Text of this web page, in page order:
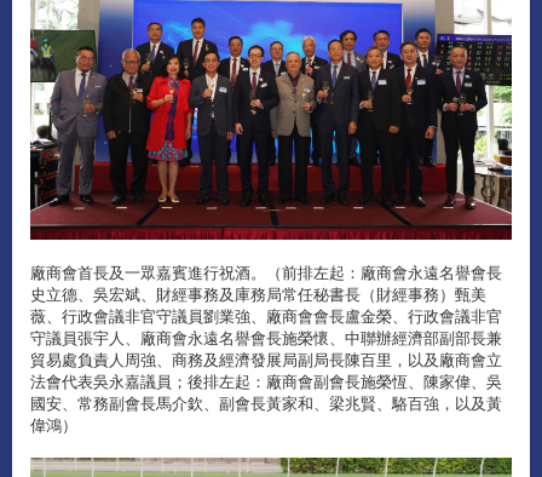
廠商會首長及一眾嘉賓進行祝酒。（前排左起：廠商會永遠名譽會長
史立德、吳宏斌、財經事務及庫務局常任秘書長（財經事務）甄美
薇、行政會議非官守議員劉業強、廠商會會長盧金榮、行政會議非官
守議員張宇人、廠商會永遠名譽會長施榮懷、中聯辦經濟部副部長兼
貿易處負責人周強、商務及經濟發展局副局長陳百里，以及廠商會立
法會代表吳永嘉議員；後排左起：廠商會副會長施榮恆、陳家偉、吳
國安、常務副會長馬介欽、副會長黃家和、梁兆賢、駱百強，以及黃
偉鴻）